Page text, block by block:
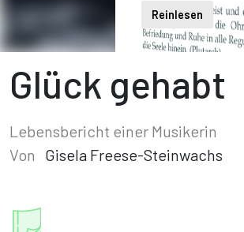
Reinlesen
Glück gehabt
Lebensbericht einer Musikerin
Von
Gisela Freese-Steinwachs